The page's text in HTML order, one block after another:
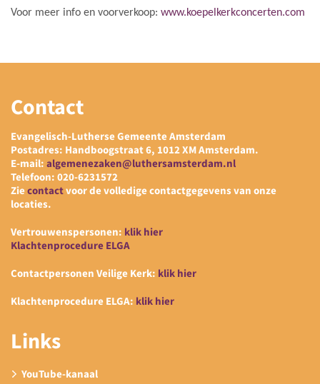
Voor meer info en voorverkoop: www.koepelkerkconcerten.com
Contact
Evangelisch-Lutherse Gemeente Amsterdam
Postadres: Handboogstraat 6, 1012 XM Amsterdam.
E-mail: algemenezaken@luthersamsterdam.nl
Telefoon: 020-6231572
Ziecontactvoor de volledige contactgegevens van onze
locaties.
Vertrouwenspersonen: klik hier
Klachtenprocedure ELGA
Contactpersonen Veilige Kerk: klik hier
Klachtenprocedure ELGA: klik hier
Links
YouTube-kanaal